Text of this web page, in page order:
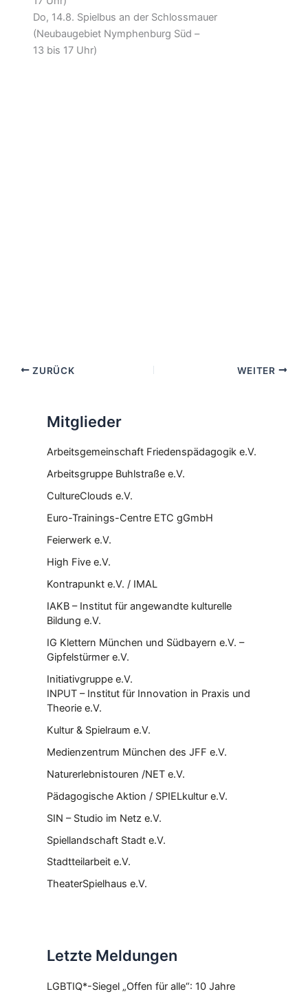
Do, 14.8. Spielbus an der Schlossmauer
(Neubaugebiet Nymphenburg Süd –
13 bis 17 Uhr)
ZURÜCK WEITER
Mitglieder
Arbeitsgemeinschaft Friedenspädagogik e.V.
Arbeitsgruppe Buhlstraße e.V.
CultureClouds e.V.
Euro-Trainings-Centre ETC gGmbH
Feierwerk e.V.
High Five e.V.
Kontrapunkt e.V. / IMAL
IAKB – Institut für angewandte kulturelle
Bildung e.V.
IG Klettern München und Südbayern e.V. –
Gipfelstürmer e.V.
Initiativgruppe e.V.
INPUT – Institut für Innovation in Praxis und
Theorie e.V.
Kultur & Spielraum e.V.
Medienzentrum München des JFF e.V.
Naturerlebnistouren /NET e.V.
Pädagogische Aktion / SPIELkultur e.V.
SIN – Studio im Netz e.V.
Spiellandschaft Stadt e.V.
Stadtteilarbeit e.V.
TheaterSpielhaus e.V.
Letzte Meldungen
LGBTIQ*-Siegel „Offen für alle“: 10 Jahre